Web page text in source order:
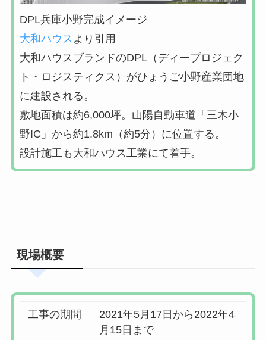
DPL兵庫小野完成イメージ
大和ハウス より引用
大和ハウスブランドのDPL（ディープロジェク
ト・ロジスティクス）がひょうご小野産業団地
に建設される。
敷地面積は約6,000坪。山陽自動車道「三木小
野IC」から約1.8km（約5分）に位置する。
設計施工も大和ハウス工業にて着手。
現場概要
工事の期間
2021年5月17日から2022年4
月15日まで